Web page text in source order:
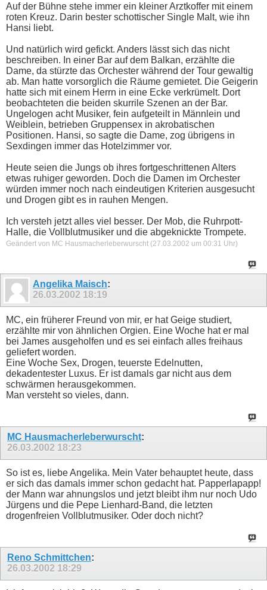
Auf der Bühne stehe immer ein kleiner Arztkoffer mit einem
roten Kreuz. Darin bester schottischer Single Malt, wie ihn
Hansi liebt.
Und natürlich wird gefickt. Anders lässt sich das nicht
beschreiben. In einer Bar auf dem Balkan, erzählte die
Dame, da stürzte das Orchester während der Tour gewaltig
ab. Man hatte vorsorglich die Räume gemietet. Die Geigerin
hatte sich mit einem Herrn in eine Ecke verkrümelt. Dort
beobachteten die beiden skurrile Szenen an der Bar.
Ungelogen acht Musiker, fein aufgeteilt in Männlein und
Weiblein, betrieben Gruppensex in akrobatischen
Positionen. Hansi, so sagte die Dame, zog übrigens in
Sexdingen immer das Hotelzimmer vor.
Heute seien die Jungs ob ihres fortgeschrittenen Alters
etwas ruhiger geworden. Doch die Damen im Orchester
würden immer noch nach eindeutigen Kriterien ausgesucht
und Drogen gibt es in rauhen Mengen.
Ich versteh jetzt alles viel besser. Der Mob, die Ruhrpott-
Halle, die Vollblutmusiker und die abgeknickte Trompete.
Geändert von MC Hausmacherleberwurscht (27.03.2002 um 00:31 Uhr)
Angelika Maisch:
26.03.2002 18:19
MC, ein früherer Freund von mir, er hat Geige studiert,
erzählte mir von ähnlichen Orgien. Eine Woche hat er mal
bei James ausgeholfen und es sei einfach alles freihaus
geliefert worden.
Eine Woche Sex, Drogen, teuerste Edelnutten,
dekadentester Luxus. Er ist damals gar nicht aus dem
schwärmen herausgekommen.
Man versteht so vieles, dann.
MC Hausmacherleberwurscht:
26.03.2002 18:23
So ist es, liebe Angelika. Mein Vater behauptet heute, dass
er sich das damals immer schon gedacht hat. Papperlapapp!
der Mann war ahnungslos und jetzt bleibt ihm nur noch Udo
Jürgens und die Pepe Lienhard-Band, die letzten
drogenfreien Vollblutmusiker. Oder doch nicht?
Reno Schmittchen:
26.03.2002 18:29